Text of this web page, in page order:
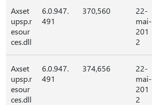
Axset
upsp.r
esour
ces.dll
6.0.947.
491
370,560
22-
mai-
201
2
Axset
upsp.r
esour
ces.dll
6.0.947.
491
374,656
22-
mai-
201
2